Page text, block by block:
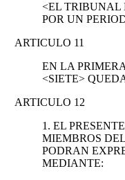
<EL TRIBUNAL
POR UN
ARTICULO 11
EN LA
<SIETE>
ARTICULO 12
1. EL
MIEMBROS
PODRAN
MEDIANTE: